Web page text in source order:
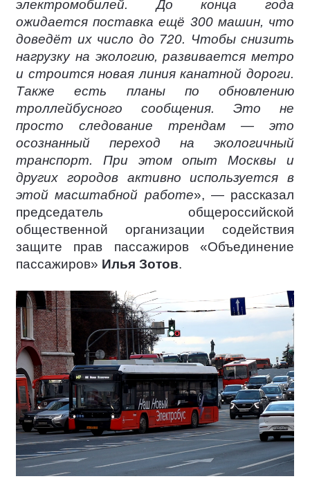
электромобилей. До конца года
ожидается поставка ещё 300 машин, что
доведёт их число до 720. Чтобы снизить
нагрузку на экологию, развивается метро
и строится новая линия канатной дороги.
Также есть планы по обновлению
троллейбусного сообщения. Это не
просто следование трендам — это
осознанный переход на экологичный
транспорт. При этом опыт Москвы и
других городов активно используется в
этой масштабной работе», — рассказал
председатель общероссийской
общественной организации содействия
защите прав пассажиров «Объединение
пассажиров» Илья Зотов.